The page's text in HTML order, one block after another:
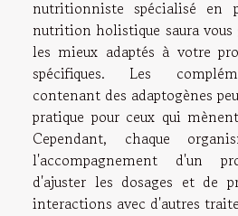
nutritionniste spécialisé en
nutrition holistique saura
les mieux adaptés à votre
spécifiques. Les
contenant des adaptogènes
pratique pour ceux qui
Cependant, chaque
l'accompagnement d'un
d'ajuster les dosages et de
interactions avec d'autres